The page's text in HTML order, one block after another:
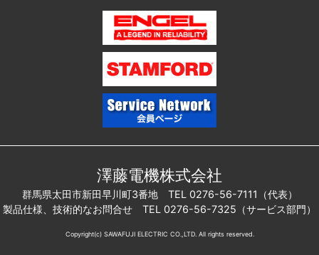
澤藤電機株式会社
群馬県太田市新田早川町3番地 TEL 0276-56-7111（代表）
製品仕様、技術的なお問合せ TEL 0276-56-7325（サービス部門）
Copyright(c) SAWAFUJI ELECTRIC CO.,LTD. All rights reserved.